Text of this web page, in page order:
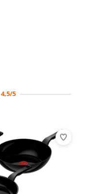
4,5/5